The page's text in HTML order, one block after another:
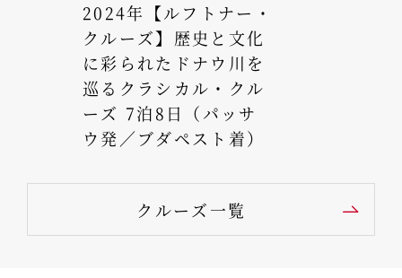
2024年【ルフトナー・
クルーズ】歴史と文化
に彩られたドナウ川を
巡るクラシカル・クル
ーズ 7泊8日（パッサ
ウ発／ブダペスト着）
クルーズ一覧